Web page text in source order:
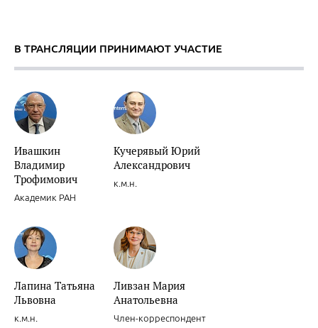
В ТРАНСЛЯЦИИ ПРИНИМАЮТ УЧАСТИЕ
Ивашкин
Владимир
Трофимович
Академик РАН
Кучерявый Юрий
Александрович
к.м.н.
Лапина Татьяна
Львовна
к.м.н.
Ливзан Мария
Анатольевна
Член-корреспондент